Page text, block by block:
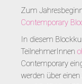
Zum
Contemporary
In diesem
TeilnehmerInnen
Contemporary
werden über